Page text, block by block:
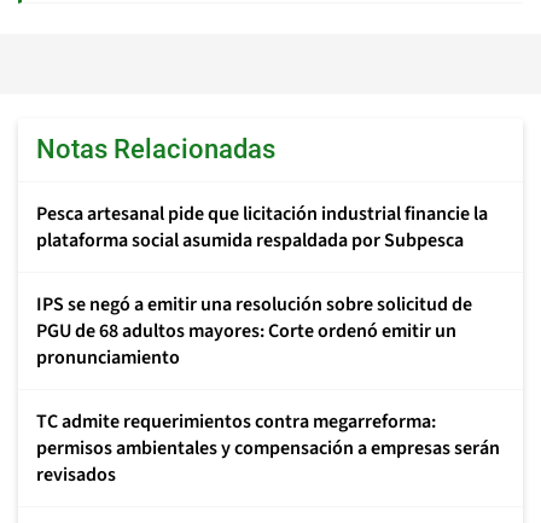
Notas Relacionadas
Pesca artesanal pide que licitación industrial financie la
plataforma social asumida respaldada por Subpesca
IPS se negó a emitir una resolución sobre solicitud de
PGU de 68 adultos mayores: Corte ordenó emitir un
pronunciamiento
TC admite requerimientos contra megarreforma:
permisos ambientales y compensación a empresas serán
revisados